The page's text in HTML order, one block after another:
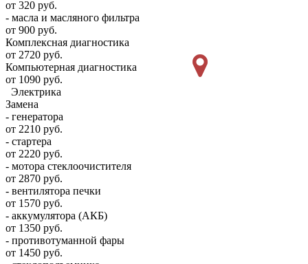
от 320 руб.
- масла и масляного фильтра
от 900 руб.
Комплексная диагностика
от 2720 руб.
Компьютерная диагностика
от 1090 руб.
Электрика
Замена
- генератора
от 2210 руб.
- стартера
от 2220 руб.
- мотора стеклоочистителя
от 2870 руб.
- вентилятора печки
от 1570 руб.
- аккумулятора (АКБ)
от 1350 руб.
- противотуманной фары
от 1450 руб.